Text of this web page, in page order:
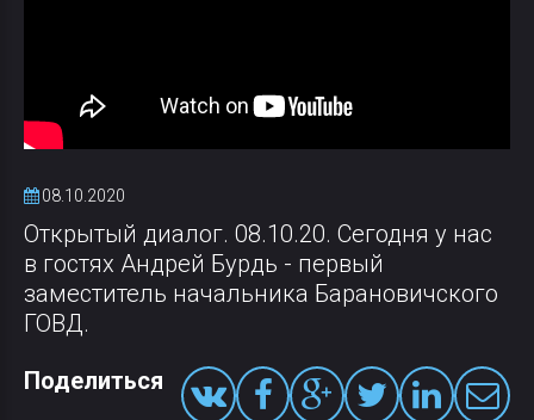
08.10.2020
Открытый диалог. 08.10.20. Сегодня у нас
в гостях Андрей Бурдь - первый
заместитель начальника Барановичского
ГОВД.
Поделиться